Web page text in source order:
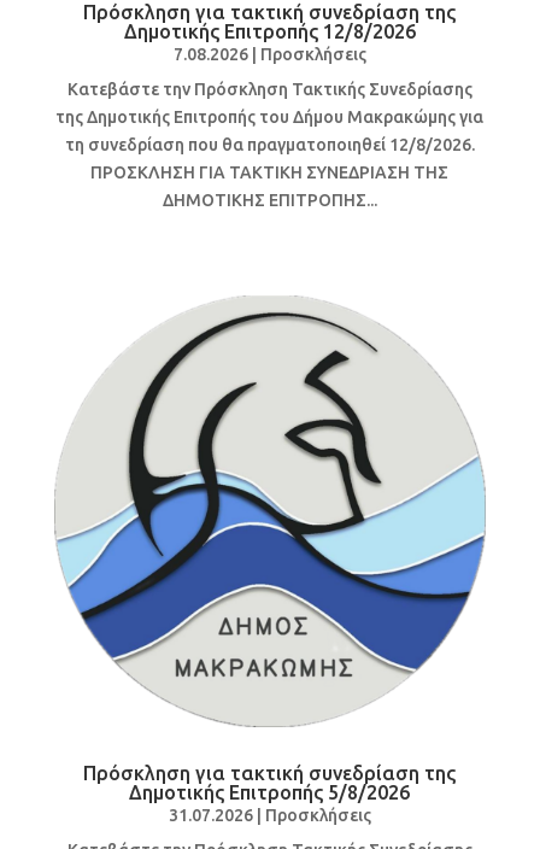
Πρόσκληση για τακτική συνεδρίαση της
Δημοτικής Επιτροπής 12/8/2026
7.08.2026| Προσκλήσεις
Κατεβάστε την Πρόσκληση Τακτικής Συνεδρίασης
της Δημοτικής Επιτροπής του Δήμου Μακρακώμης για
τη συνεδρίαση που θα πραγματοποιηθεί 12/8/2026.
ΠΡΟΣΚΛΗΣΗ ΓΙΑ ΤΑΚΤΙΚΗ ΣΥΝΕΔΡΙΑΣΗ ΤΗΣ
ΔΗΜΟΤΙΚΗΣ ΕΠΙΤΡΟΠΗΣ...
Πρόσκληση για τακτική συνεδρίαση της
Δημοτικής Επιτροπής 5/8/2026
31.07.2026| Προσκλήσεις